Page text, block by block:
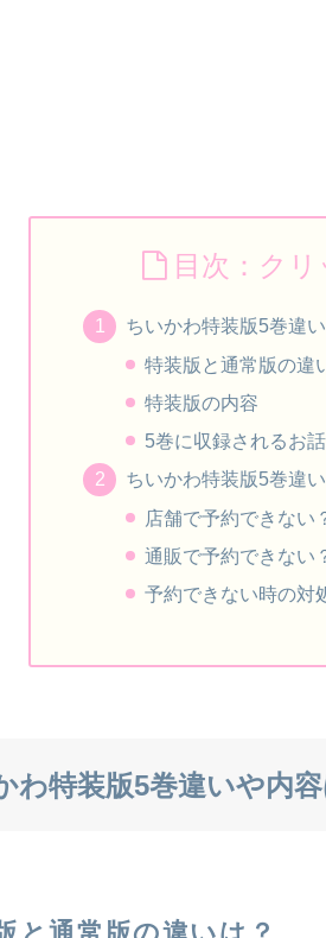
目次：クリ
ちいかわ特装版5巻違
特装版と通常版の違
特装版の内容
5巻に収録されるお
ちいかわ特装版5巻違
店舗で予約できない
通販で予約できない
予約できない時の対
わ特装版5巻違いや内容